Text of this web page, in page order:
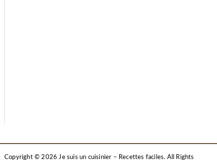
Copyright © 2026 Je suis un cuisinier – Recettes faciles. All Rights